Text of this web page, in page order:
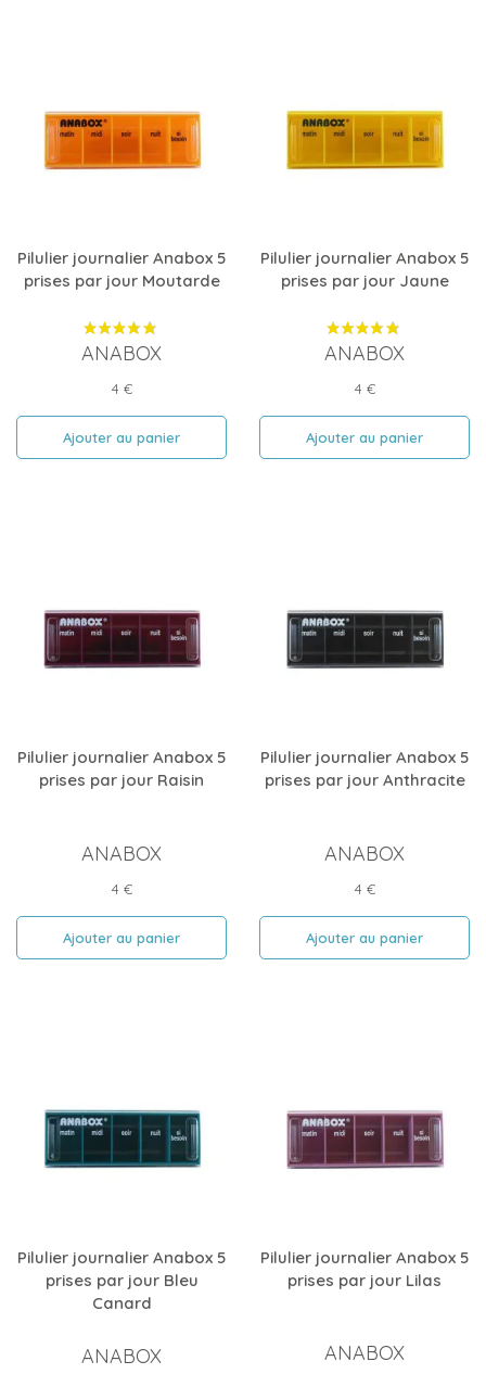
Pilulier journalier Anabox 5
prises par jour Moutarde
ANABOX
Prix
4 €
Ajouter au panier
Pilulier journalier Anabox 5
prises par jour Jaune
ANABOX
Prix
4 €
Ajouter au panier
Pilulier journalier Anabox 5
prises par jour Raisin
ANABOX
Prix
4 €
Ajouter au panier
Pilulier journalier Anabox 5
prises par jour Anthracite
ANABOX
Prix
4 €
Ajouter au panier
Pilulier journalier Anabox 5
prises par jour Bleu
Canard
ANABOX
Pilulier journalier Anabox 5
prises par jour Lilas
ANABOX